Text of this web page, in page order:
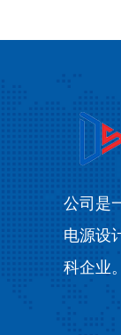
公司是
电源设
科企业。